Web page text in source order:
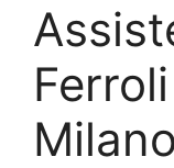
Milano